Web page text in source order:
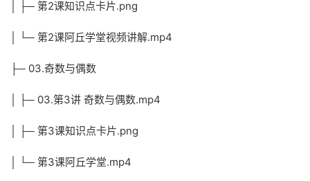
│ ├─ 第2课知识点卡片.png
│ └─ 第2课阿丘学堂视频讲解.mp4
├─ 03.奇数与偶数
│ ├─ 03.第3讲 奇数与偶数.mp4
│ ├─ 第3课知识点卡片.png
│ └─ 第3课阿丘学堂.mp4